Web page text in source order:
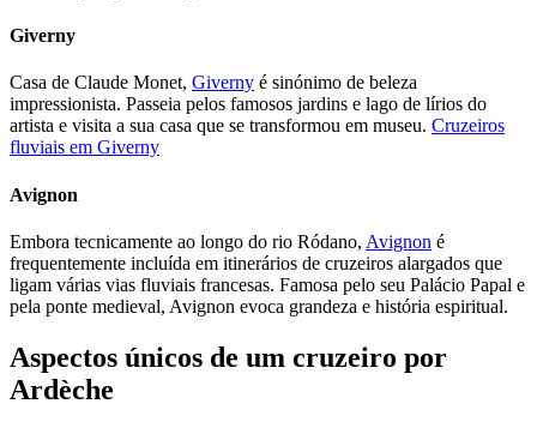
Giverny
Casa de Claude Monet, Giverny é sinónimo de beleza
impressionista. Passeia pelos famosos jardins e lago de lírios do
artista e visita a sua casa que se transformou em museu. Cruzeiros
fluviais em Giverny
Avignon
Embora tecnicamente ao longo do rio Ródano, Avignon é
frequentemente incluída em itinerários de cruzeiros alargados que
ligam várias vias fluviais francesas. Famosa pelo seu Palácio Papal e
pela ponte medieval, Avignon evoca grandeza e história espiritual.
Aspectos únicos de um cruzeiro por
Ardèche